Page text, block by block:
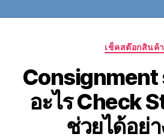
เช็คสต๊อกสินค้า
Consignment
อะไร Check
ช่วยได้อย่า